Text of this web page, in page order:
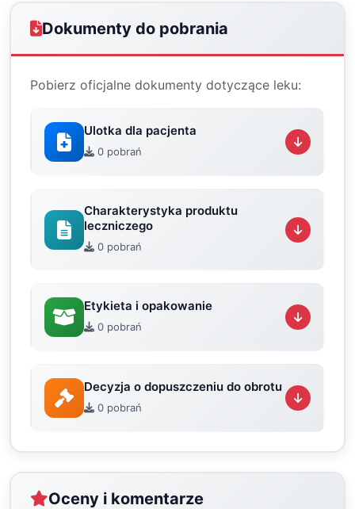
Dokumenty do pobrania
Pobierz oficjalne dokumenty dotyczące leku:
Ulotka dla pacjenta
0 pobrań
Charakterystyka produktu
leczniczego
0 pobrań
Etykieta i opakowanie
0 pobrań
Decyzja o dopuszczeniu do obrotu
0 pobrań
Oceny i komentarze